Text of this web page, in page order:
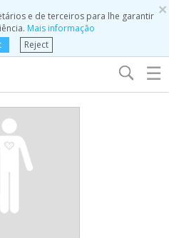
×
e de terceiros para lhe garantir
Mais informação
Reject
☰